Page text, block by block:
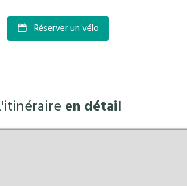
Réserver un vélo
en détail